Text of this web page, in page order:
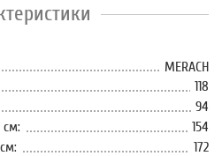
MERACH
118
94
см:
154
172